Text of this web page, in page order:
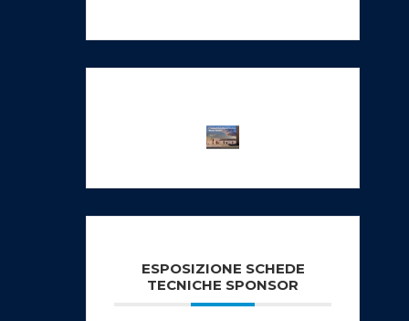
ESPOSIZIONE SCHEDE
TECNICHE SPONSOR